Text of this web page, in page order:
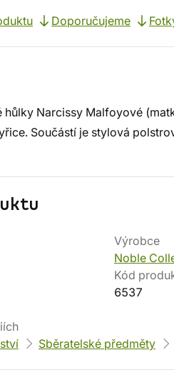
Doporučujeme
hůlky Narcissy Malfoyové
Součástí je stylová
Výrobce
Noble
Kód
6537
Sběratelské předměty